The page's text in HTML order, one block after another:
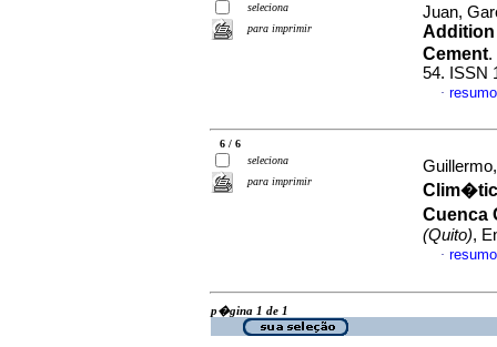
seleciona
para imprimir
Juan,
Addition
Cement.
54. ISSN
·
6 / 6
seleciona
para imprimir
Cuenca
(Quito),
·
p�gina 1 de 1